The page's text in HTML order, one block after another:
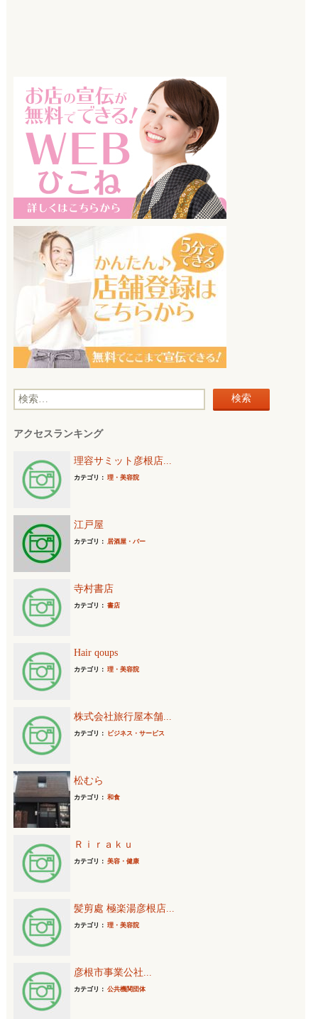
検
:アクセスランキング
理容サミット彦根店...
カテゴリ： 理・美容院
江戸屋
カテゴリ： 居酒屋・バー
寺村書店
カテゴリ： 書店
Hair qoups
カテゴリ： 理・美容院
株式会社旅行屋本舗...
カテゴリ： ビジネス・サービス
松むら
カテゴリ： 和食
Ｒｉｒａｋｕ
カテゴリ： 美容・健康
髪剪處 極楽湯彦根店...
カテゴリ： 理・美容院
彦根市事業公社...
カテゴリ： 公共機関団体